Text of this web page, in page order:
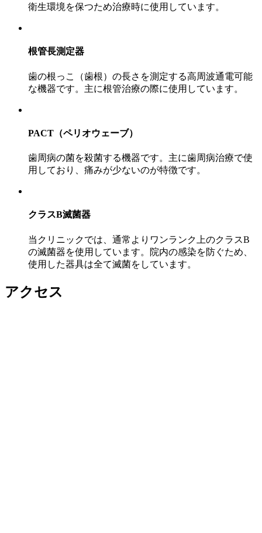
衛生環境を保つため治療時に使用しています。
根管長測定器
歯の根っこ（歯根）の長さを測定する高周波通電可能
な機器です。主に根管治療の際に使用しています。
PACT（ペリオウェーブ）
歯周病の菌を殺菌する機器です。主に歯周病治療で使
用しており、痛みが少ないのが特徴です。
クラスB滅菌器
当クリニックでは、通常よりワンランク上のクラスB
の滅菌器を使用しています。院内の感染を防ぐため、
使用した器具は全て滅菌をしています。
アクセス